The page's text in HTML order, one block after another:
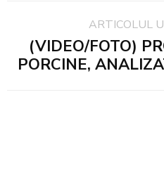
ARTICOLUL
(VIDEO/FOTO)
PORCINE,